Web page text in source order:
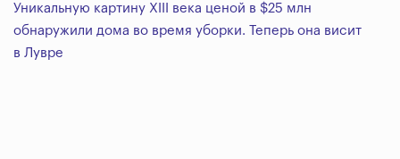
Уникальную картину XIII века ценой в $25 млн
обнаружили дома во время уборки. Теперь она висит
в Лувре